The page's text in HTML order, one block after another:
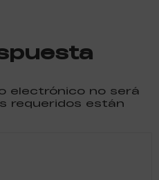
electrónico no será
requeridos están